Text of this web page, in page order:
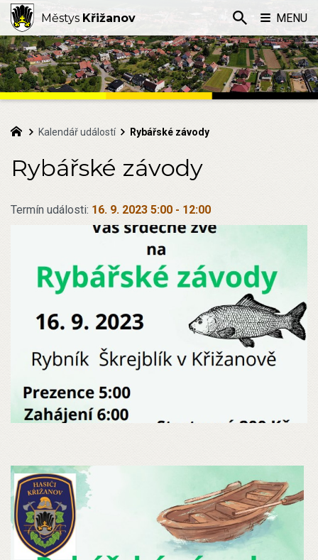
Kalendář událostí Rybářské závody
Rybářské závody
Termín události: 16. 9. 2023 5:00 - 12:00
Městys Křižanov MENU